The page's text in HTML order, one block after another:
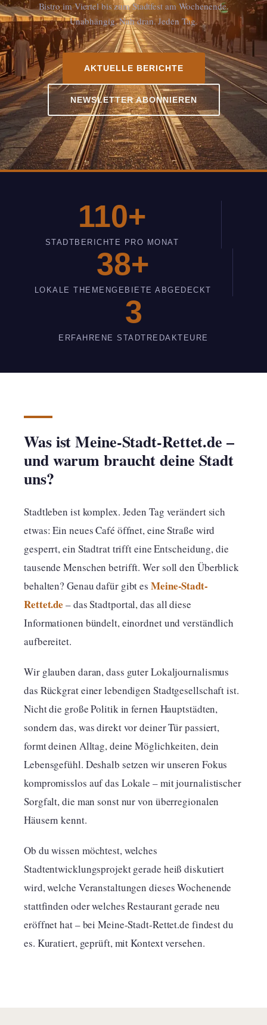
Bistro im Viertel bis zum Stadtfest am Wochenende.
Unabhängig. Nah dran. Jeden Tag.
AKTUELLE BERICHTE
NEWSLETTER ABONNIEREN
110+
STADTBERICHTE PRO MONAT
38+
LOKALE THEMENGEBIETE ABGEDECKT
3
ERFAHRENE STADTREDAKTEURE
Was ist Meine-Stadt-Rettet.de –
und warum braucht deine Stadt
uns?
Stadtleben ist komplex. Jeden Tag verändert sich
etwas: Ein neues Café öffnet, eine Straße wird
gesperrt, ein Stadtrat trifft eine Entscheidung, die
tausende Menschen betrifft. Wer soll den Überblick
behalten? Genau dafür gibt es Meine-Stadt-
Rettet.de – das Stadtportal, das all diese
Informationen bündelt, einordnet und verständlich
aufbereitet.
Wir glauben daran, dass guter Lokaljournalismus
das Rückgrat einer lebendigen Stadtgesellschaft ist.
Nicht die große Politik in fernen Hauptstädten,
sondern das, was direkt vor deiner Tür passiert,
formt deinen Alltag, deine Möglichkeiten, dein
Lebensgefühl. Deshalb setzen wir unseren Fokus
kompromisslos auf das Lokale – mit journalistischer
Sorgfalt, die man sonst nur von überregionalen
Häusern kennt.
Ob du wissen möchtest, welches
Stadtentwicklungsprojekt gerade heiß diskutiert
wird, welche Veranstaltungen dieses Wochenende
stattfinden oder welches Restaurant gerade neu
eröffnet hat – bei Meine-Stadt-Rettet.de findest du
es. Kuratiert, geprüft, mit Kontext versehen.